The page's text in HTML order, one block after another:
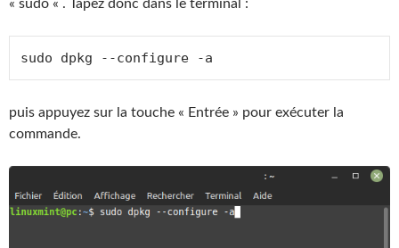
« sudo « . Tapez donc dans le terminal :
sudo dpkg --configure -a
puis appuyez sur la touche « Entrée » pour exécuter la
commande.